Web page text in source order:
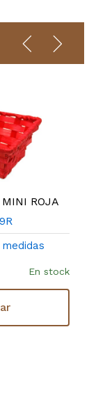
ROJA
En stock